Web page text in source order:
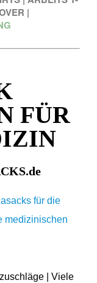
|
FÜR
für die
medizinischen
| Viele